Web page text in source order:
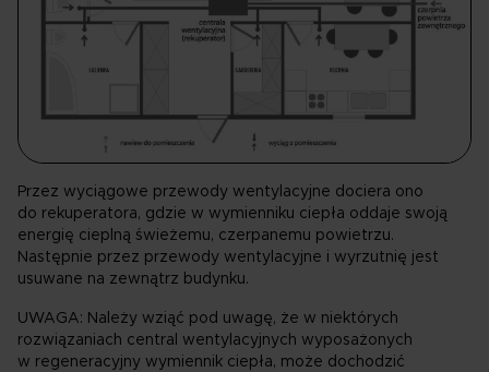
Przez wyciągowe przewody wentylacyjne dociera ono
do rekuperatora, gdzie w wymienniku ciepła oddaje swoją
energię cieplną świeżemu, czerpanemu powietrzu.
Następnie przez przewody wentylacyjne i wyrzutnię jest
usuwane na zewnątrz budynku.
UWAGA: Należy wziąć pod uwagę, że w niektórych
rozwiązaniach central wentylacyjnych wyposażonych
w regeneracyjny wymiennik ciepła, może dochodzić